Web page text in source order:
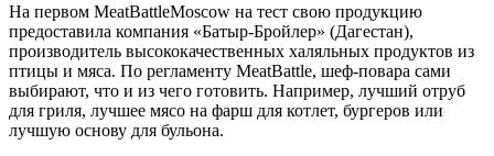
На первом MeatBattleMoscow на тест свою продукцию
предоставила компания «Батыр-Бройлер» (Дагестан),
производитель высококачественных халяльных продуктов из
птицы и мяса. По регламенту MeatBattle, шеф-повара сами
выбирают, что и из чего готовить. Например, лучший отруб
для гриля, лучшее мясо на фарш для котлет, бургеров или
лучшую основу для бульона.